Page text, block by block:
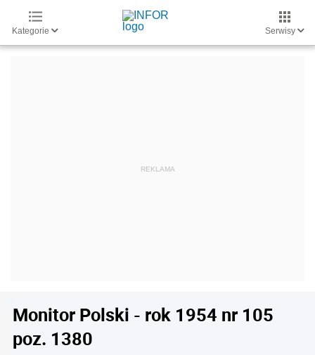
Kategorie Serwisy
Monitor Polski - rok 1954 nr 105
poz. 1380